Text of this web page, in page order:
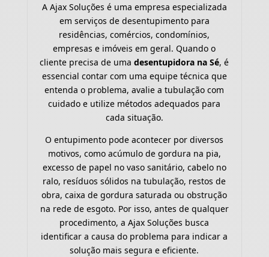
A Ajax Soluções é uma empresa especializada
em serviços de desentupimento para
residências, comércios, condomínios,
empresas e imóveis em geral. Quando o
cliente precisa de umadesentupidora na Sé, é
essencial contar com uma equipe técnica que
entenda o problema, avalie a tubulação com
cuidado e utilize métodos adequados para
cada situação.
O entupimento pode acontecer por diversos
motivos, como acúmulo de gordura na pia,
excesso de papel no vaso sanitário, cabelo no
ralo, resíduos sólidos na tubulação, restos de
obra, caixa de gordura saturada ou obstrução
na rede de esgoto. Por isso, antes de qualquer
procedimento, a Ajax Soluções busca
identificar a causa do problema para indicar a
solução mais segura e eficiente.